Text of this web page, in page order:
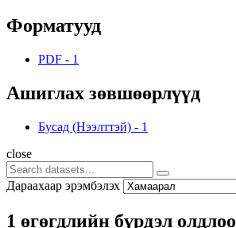
Форматууд
PDF - 1
Ашиглах зөвшөөрлүүд
Бусад (Нээлттэй) - 1
close
Дараахаар эрэмбэлэх
1 өгөгдлийн бүрдэл олдлоо